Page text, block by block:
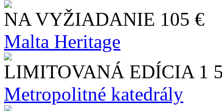
NA VYŽIADANIE 105 €
Malta Heritage
LIMITOVANÁ EDÍCIA 1
Metropolitné katedrály